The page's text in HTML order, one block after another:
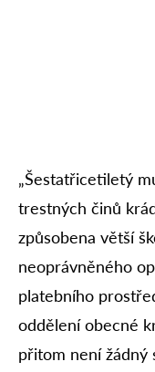
„Šestatřicetiletý
trestných činů
způsobena větší
neoprávněného
platebního
oddělení obecné
přitom není žádný